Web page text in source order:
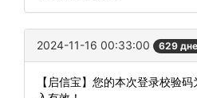
2024-11-16 00:33:00 629
【启信宝】您的本次登录校验